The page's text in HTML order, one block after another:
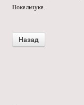
Покальчука.